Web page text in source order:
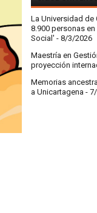
La Universidad de
8.900 personas
Social' - 8/3/2026
Maestría en
proyección
Memorias
a Unicartagena -